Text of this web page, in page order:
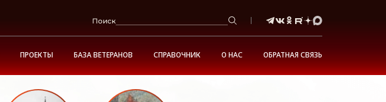
Поиск
ПРОЕКТЫ БАЗА ВЕТЕРАНОВ СПРАВОЧНИК О НАС ОБРАТНАЯ СВЯЗЬ